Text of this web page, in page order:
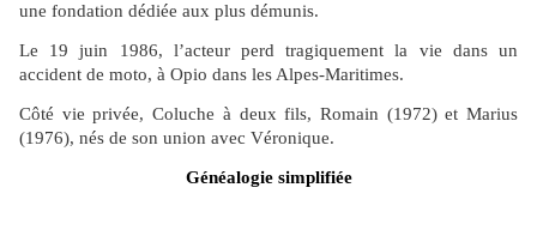
une fondation dédiée aux plus démunis.
Le 19 juin 1986, l’acteur perd tragiquement la vie dans un
accident de moto, à Opio dans les Alpes-Maritimes.
Côté vie privée, Coluche à deux fils, Romain (1972) et Marius
(1976), nés de son union avec Véronique.
Généalogie simplifiée